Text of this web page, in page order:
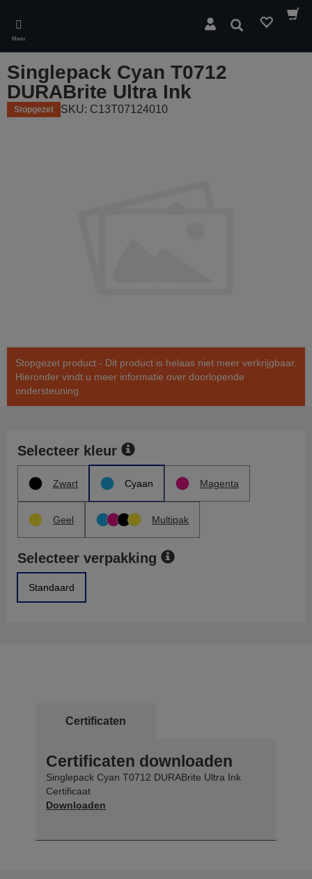
main
content
Menu
Zoeken
Singlepack Cyan T0712
DURABrite Ultra Ink
Stopgezet SKU: C13T07124010
Stopgezet product - Dit product is helaas niet meer verkrijgbaar.
Hieronder vindt u meer informatie over doorlopende
ondersteuning.
Selecteer kleur
Zwart Cyaan Magenta
Geel Multipak
Selecteer verpakking
Standaard
Certificaten
Certificaten downloaden
Singlepack Cyan T0712 DURABrite Ultra Ink
Certificaat
Downloaden